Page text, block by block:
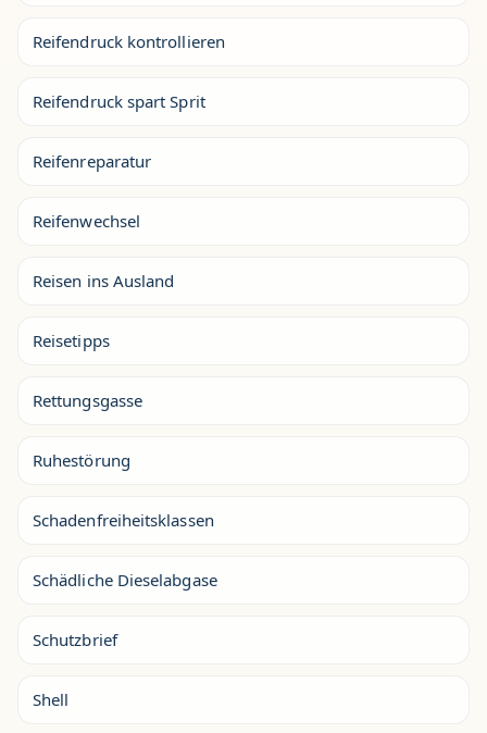
Reifendruck kontrollieren
Reifendruck spart Sprit
Reifenreparatur
Reifenwechsel
Reisen ins Ausland
Reisetipps
Rettungsgasse
Ruhestörung
Schadenfreiheitsklassen
Schädliche Dieselabgase
Schutzbrief
Shell